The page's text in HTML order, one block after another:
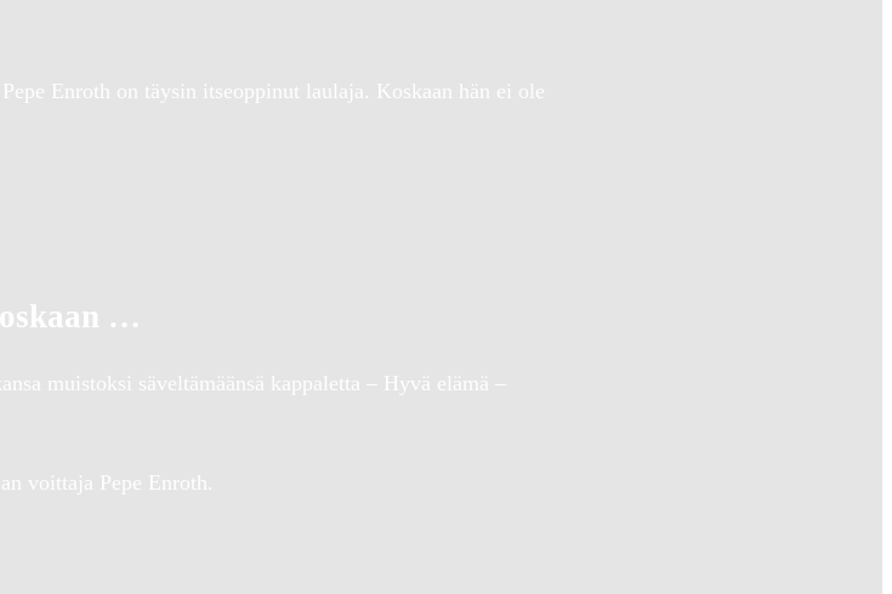
Enroth on täysin itseoppinut laulaja. Koskaan hän ei ole
…
muistoksi säveltämäänsä kappaletta – Hyvä elämä –
voittaja Pepe Enroth.